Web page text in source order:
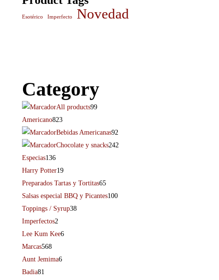
Esotérico Imperfecto Novedad
Category
All products99
Americano823
Bebidas Americanas92
Chocolate y snacks242
Especias136
Harry Potter19
Preparados Tartas y Tortitas65
Salsas especial BBQ y Picantes100
Toppings / Syrup38
Imperfectos2
Lee Kum Kee6
Marcas568
Aunt Jemima6
Badia81